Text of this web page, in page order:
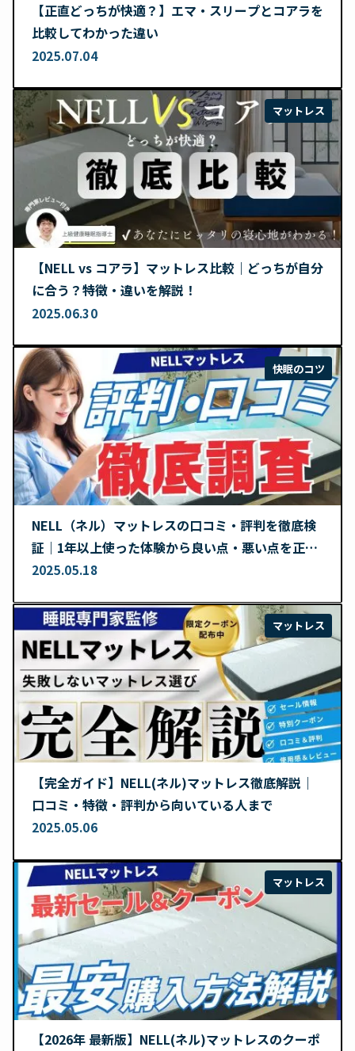
【正直どっちが快適？】エマ・スリープとコアラを
比較してわかった違い
2025.07.04
マットレス
【NELL vs コアラ】マットレス比較｜どっちが自分
に合う？特徴・違いを解説！
2025.06.30
快眠のコツ
NELL（ネル）マットレスの口コミ・評判を徹底検
証｜1年以上使った体験から良い点・悪い点を正直
レビュー
2025.05.18
マットレス
【完全ガイド】NELL(ネル)マットレス徹底解説｜
口コミ・特徴・評判から向いている人まで
2025.05.06
マットレス
【2026年 最新版】NELL(ネル)マットレスのクーポ